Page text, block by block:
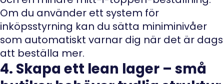
Om du använder ett system för
inköpsstyrning kan du sätta miniminivåer
som automatiskt varnar dig när det är dags
att beställa mer.
4. Skapa ett lean lager – små